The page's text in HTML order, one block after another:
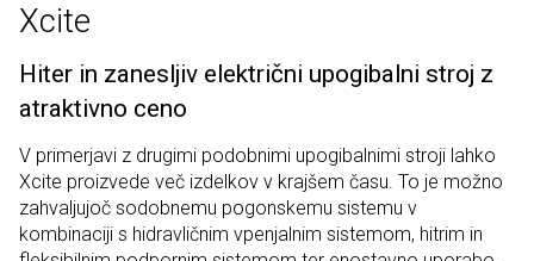
Xcite
Hiter in zanesljiv električni upogibalni stroj z
atraktivno ceno
V primerjavi z drugimi podobnimi upogibalnimi stroji lahko
Xcite proizvede več izdelkov v krajšem času. To je možno
zahvaljujoč sodobnemu pogonskemu sistemu v
kombinaciji s hidravličnim vpenjalnim sistemom, hitrim in